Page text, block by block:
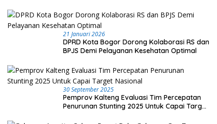
21 Januari 2026
DPRD Kota Bogor Dorong Kolaborasi RS dan
BPJS Demi Pelayanan Kesehatan Optimal
30 September 2025
Pemprov Kalteng Evaluasi Tim Percepatan
Penurunan Stunting 2025 Untuk Capai Target